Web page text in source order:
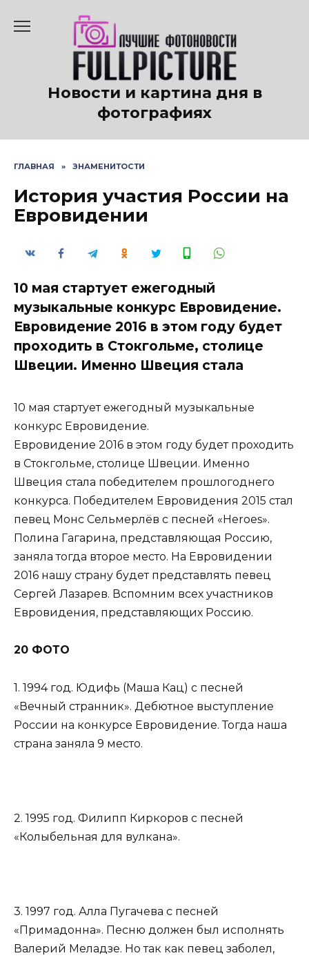
содержанию
Новости и картина дня в
фотографиях
ГЛАВНАЯ » ЗНАМЕНИТОСТИ
История участия России на
Евровидении
10 мая стартует ежегодный
музыкальные конкурс Евровидение.
Евровидение 2016 в этом году будет
проходить в Стокгольме, столице
Швеции. Именно Швеция стала
10 мая стартует ежегодный музыкальные
конкурс Евровидение.
Евровидение 2016 в этом году будет проходить
в Стокгольме, столице Швеции. Именно
Швеция стала победителем прошлогоднего
конкурса. Победителем Евровидения 2015 стал
певец Монс Сельмерлёв с песней «Heroes».
Полина Гагарина, представляющая Россию,
заняла тогда второе место. На Евровидении
2016 нашу страну будет представлять певец
Сергей Лазарев. Вспомним всех участников
Евровидения, представляющих Россию.
20 ФОТО
1. 1994 год. Юдифь (Маша Кац) с песней
«Вечный странник». Дебютное выступление
России на конкурсе Евровидение. Тогда наша
страна заняла 9 место.
2. 1995 год. Филипп Киркоров с песней
«Колыбельная для вулкана».
3. 1997 год. Алла Пугачева с песней
«Примадонна». Песню должен был исполнять
Валерий Меладзе. Но так как певец заболел,